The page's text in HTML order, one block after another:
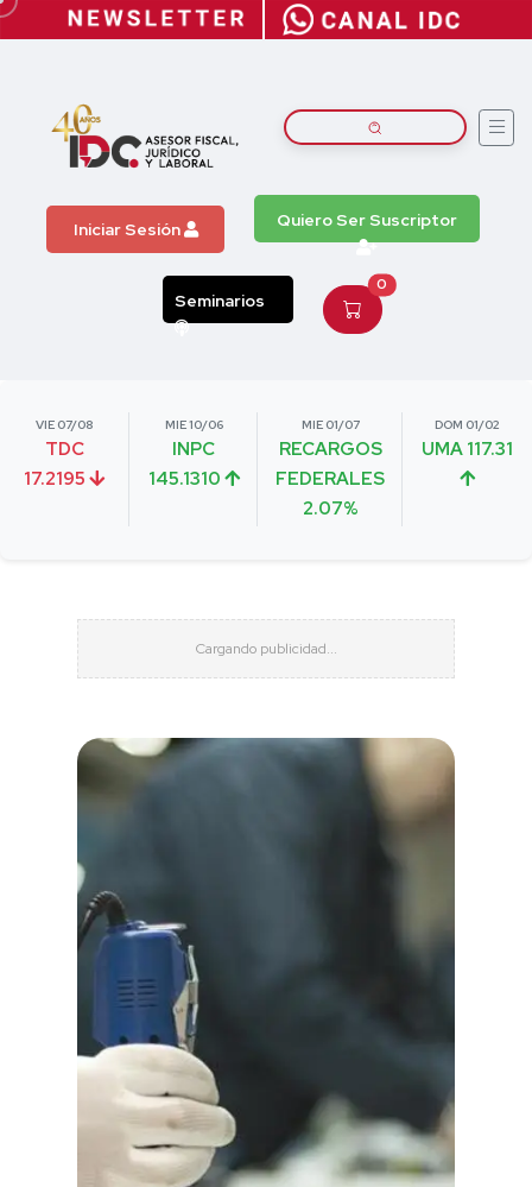
Iniciar Sesión Quiero Ser Suscriptor
Seminarios
0
VIE 07/08
TDC
17.2195
MIE 10/06
INPC
145.1310
MIE 01/07
RECARGOS
FEDERALES
2.07%
DOM 01/02
UMA 117.31